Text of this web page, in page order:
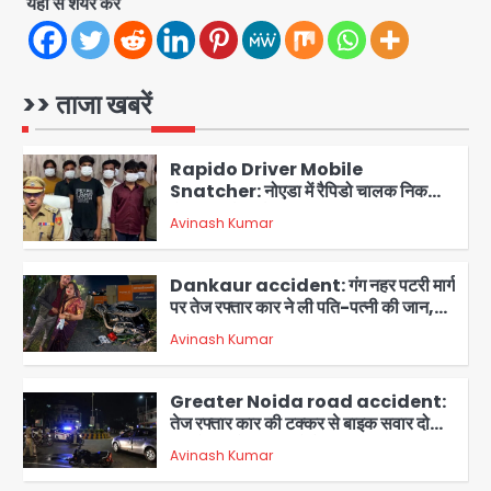
>> ताजा खबरें
Minor daughter abuse case in
Noida: 7 साल की मासूम बेटी के साथ
अश्लील हरकत करने वाले पिता को मां ने रंगेहाथ
2
Rapido Driver Mobile
मोबाइल स्नैचर गैंग का मास्टरमाइंड, जीरा-बॉल
बेचने वालों को बेचता था चोरी के फोन; 8
गिरफ्तार, 98 मोबाइल और 450 पार्ट्स बरामद
Avinash Kumar
3
Dankaur accident: गंग नहर पटरी मार्ग
पर तेज रफ्तार कार ने ली पति-पत्नी की जान,
गांव में मातम
Avinash Kumar
4
Greater Noida road accident:
युवकों की मौत, परिवारों में मातम
Avinash Kumar
Iljin fire accident: इलजिन